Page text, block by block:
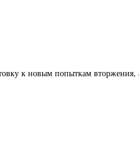
к новым попыткам вторжения,